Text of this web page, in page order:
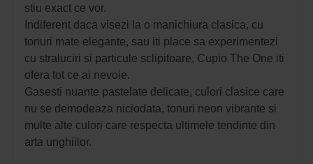
stiu exact ce vor.
Indiferent daca visezi la o manichiura clasica, cu
tonuri mate elegante, sau iti place sa experimentezi
cu straluciri si particule sclipitoare, Cupio The One iti
ofera tot ce ai nevoie.
Gasesti nuante pastelate delicate, culori clasice care
nu se demodeaza niciodata, tonuri neon vibrante si
multe alte culori care respecta ultimele tendinte din
arta unghiilor.